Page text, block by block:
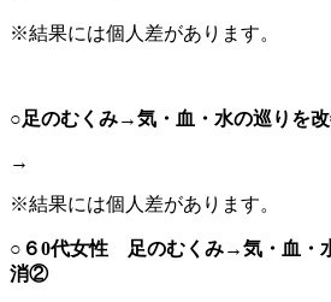
※結果には個人差があります。
○足のむくみ→気・血・水の巡りを
→
※結果には個人差があります。
○６0代女性 足のむくみ→気・血・
消②